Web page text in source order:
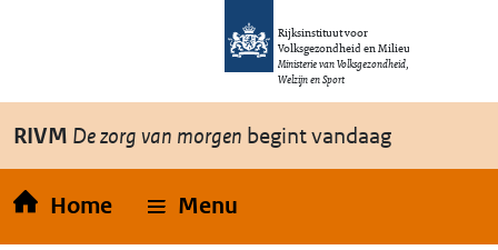
Overslaan en naar de inhoud gaan
Rijksinstituut voor
Volksgezondheid en Milieu
Ministerie van Volksgezondheid,
Welzijn en Sport
RIVM De zorg van morgen begint vandaag
Home Menu